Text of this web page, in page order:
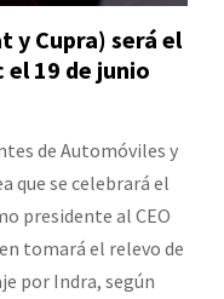
y Cupra) será el
19 de junio
de Automóviles y
que se celebrará el
presidente al CEO
tomará el relevo de
por Indra, según